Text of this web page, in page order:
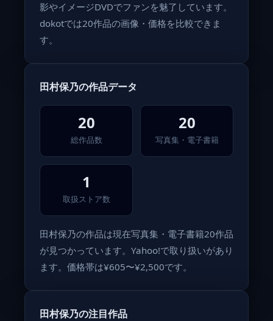
影やイメージDVDでファンを魅了しています。
dokotでは20作品の画像・価格を比較できま
す。
田村保乃の作品データ
20
総作品数
20
写真集・電子書籍
1
取扱ストア数
田村保乃の作品は現在写真集・電子書籍20作品
が見つかっています。Yahoo!で取り扱いがあり
ます。価格帯は¥605〜¥2,500です。
田村保乃の注目作品